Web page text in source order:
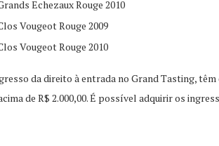
Echezaux Rouge 2010
Vougeot Rouge 2009
Vougeot Rouge 2010
da direito à entrada no Grand Tasting,
de R$ 2.000,00. É possível adquirir os